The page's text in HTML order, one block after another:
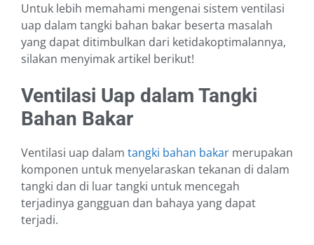
Untuk lebih memahami mengenai sistem ventilasi
uap dalam tangki bahan bakar beserta masalah
yang dapat ditimbulkan dari ketidakoptimalannya,
silakan menyimak artikel berikut!
Ventilasi Uap dalam Tangki
Bahan Bakar
Ventilasi uap dalam tangki bahan bakar merupakan
komponen untuk menyelaraskan tekanan di dalam
tangki dan di luar tangki untuk mencegah
terjadinya gangguan dan bahaya yang dapat
terjadi.